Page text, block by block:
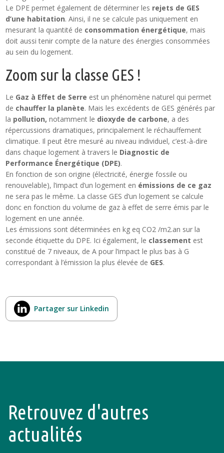
Le DPE permet également de déterminer les rejets de GES
d’une habitation. Ainsi, il ne se calcule pas uniquement en
mesurant la quantité de consommation énergétique, mais
doit aussi tenir compte de la nature des énergies consommées
au sein du logement.
Zoom sur la classe GES !
Le Gaz à Effet de Serre est un phénomène naturel qui permet
de chauffer la planète. Mais les excédents de GES générés par
la pollution, notamment le dioxyde de carbone, a des
répercussions dramatiques, principalement le réchauffement
climatique. Il peut être mesuré au niveau individuel, c’est-à-dire
dans chaque logement à travers le Diagnostic de
Performance Énergétique (DPE).
En fonction de son origine (électricité, énergie fossile ou
renouvelable), l’impact d’un logement en émissions de ce gaz
ne sera pas le même. La classe GES d’un logement se calcule
donc en fonction du volume de gaz à effet de serre émis par le
logement en une année.
Les émissions sont déterminées en kg eq CO2 /m2.an sur la
seconde étiquette du DPE. Ici également, le classement est
constitué de 7 niveaux, de A pour l’impact le plus bas à G
correspondant à l’émission la plus élevée de GES.
Partager sur Linkedin
Retrouvez d'autres
actualités